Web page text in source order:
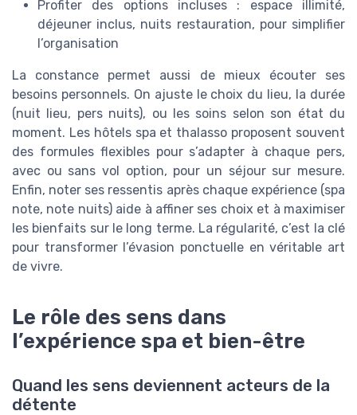
Profiter des options incluses : espace illimité,
déjeuner inclus, nuits restauration, pour simplifier
l’organisation
La constance permet aussi de mieux écouter ses
besoins personnels. On ajuste le choix du lieu, la durée
(nuit lieu, pers nuits), ou les soins selon son état du
moment. Les hôtels spa et thalasso proposent souvent
des formules flexibles pour s’adapter à chaque pers,
avec ou sans vol option, pour un séjour sur mesure.
Enfin, noter ses ressentis après chaque expérience (spa
note, note nuits) aide à affiner ses choix et à maximiser
les bienfaits sur le long terme. La régularité, c’est la clé
pour transformer l’évasion ponctuelle en véritable art
de vivre.
Le rôle des sens dans
l’expérience spa et bien-être
Quand les sens deviennent acteurs de la
détente